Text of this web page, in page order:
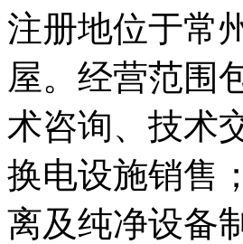
注册地位于常
屋。经营范围
术咨询、技术
换电设施销售
离及纯净设备